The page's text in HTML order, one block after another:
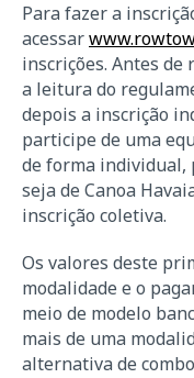
Para fazer a
acessar
inscrições. Antes
a leitura do
depois a inscrição
participe de uma
de forma individual,
seja de Canoa
inscrição coletiva.
Os valores deste
modalidade e o
meio de modelo
mais de uma
alternativa de